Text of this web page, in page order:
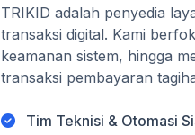
TRIKID adalah penyedia
transaksi digital. Kami
keamanan sistem, hingga
transaksi pembayaran
Tim Teknisi & Otomasi